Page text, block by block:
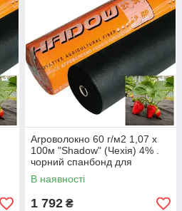
Агроволокно 60 г/м2 1,07 х
100м "Shadow" (Чехія) 4% .
чорний спанбонд для
полуниці
В наявності
1 792 ₴